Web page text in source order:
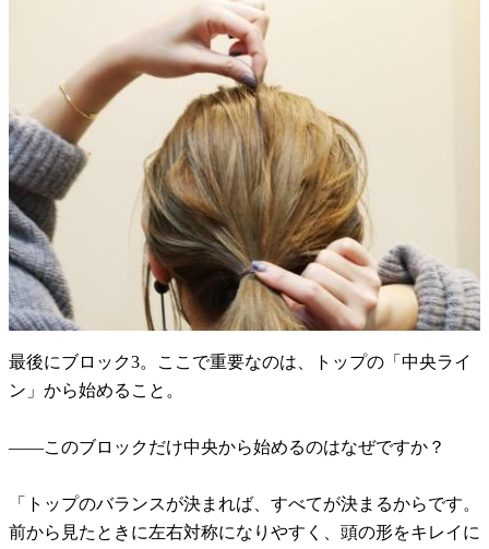
最後にブロック3。ここで重要なのは、トップの「中央ライ
ン」から始めること。
――このブロックだけ中央から始めるのはなぜですか？
「トップのバランスが決まれば、すべてが決まるからです。
前から見たときに左右対称になりやすく、頭の形をキレイに